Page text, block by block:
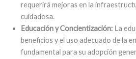
requerirá mejoras en la
cuidadosa.
Educación y Concientización: La
beneficios y el uso adecuado de la
fundamental para su adopción